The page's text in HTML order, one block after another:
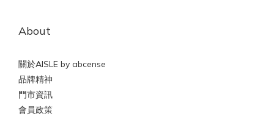
About
關於AISLE by abcense
品牌精神
門市資訊
會員政策